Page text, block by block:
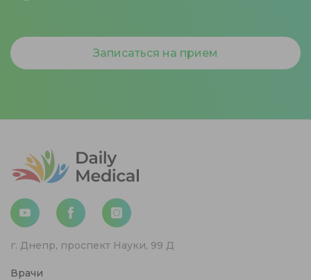
Записаться на прием
г. Днепр, проспект Науки, 99 Д
Врачи